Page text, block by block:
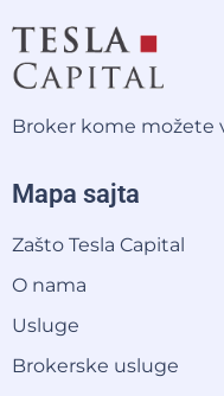
Broker kome možete
Mapa sajta
Zašto Tesla Capital
O nama
Usluge
Brokerske usluge